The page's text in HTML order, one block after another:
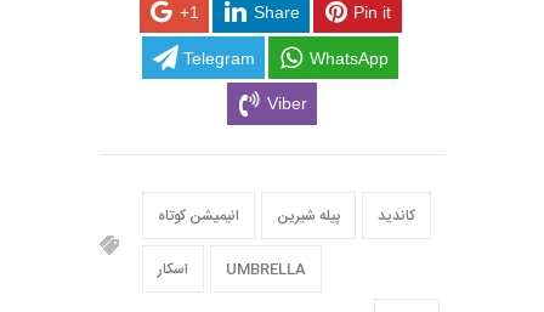
+1 Share Pin it
Telegram WhatsApp
Viber
انیمیشن کوتاه پیله شیرین کاندید
اسکار UMBRELLA